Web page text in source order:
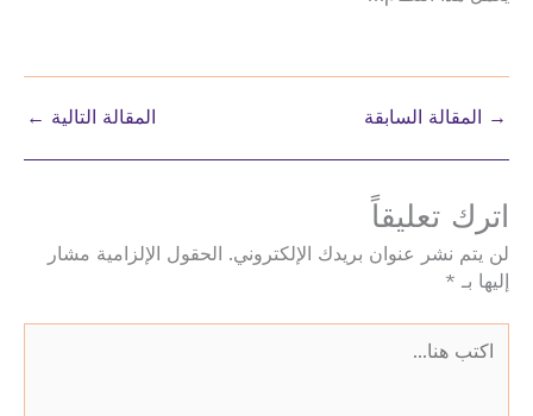
→ المقالة السابقة المقالة التالية ←
اترك تعليقاً
لن يتم نشر عنوان بريدك الإلكتروني.
الحقول الإلزامية مشار
إليها بـ *
هنا...